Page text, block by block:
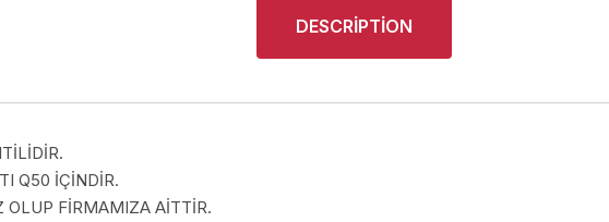
DESCRIPTION
Q50 İÇİNDİR.
OLUP FİRMAMIZA AİTTİR.